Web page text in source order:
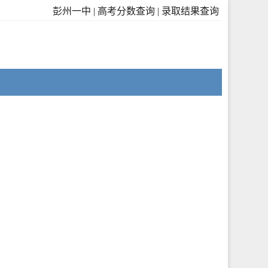
彭州一中 | 高考分数查询 | 录取结果查询